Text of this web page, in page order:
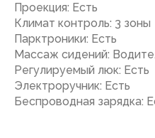
Проекция: Есть
Климат контроль: 3 зоны
Парктроники: Есть
Массаж сидений:
Регулируемый люк: Есть
Электроручник: Есть
Беспроводная зарядка: